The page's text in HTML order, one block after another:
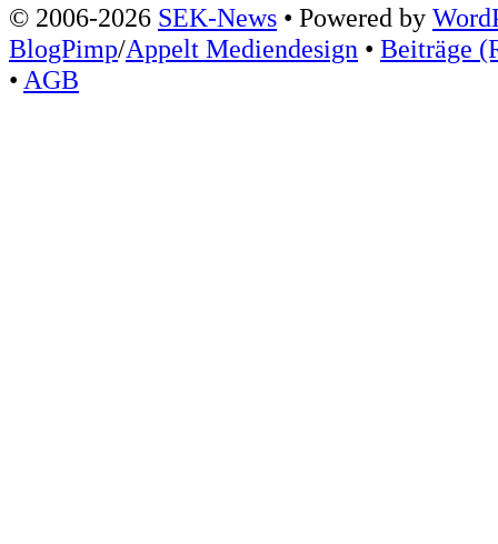
© 2006-2026 SEK-News • Powered by
BlogPimp/Appelt Mediendesign • Beiträge
• AGB